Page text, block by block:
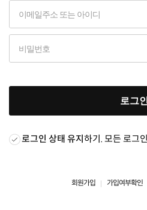
로그인
로그인 상태 유지하기. 모든 로그
회원가입 가입여부확인